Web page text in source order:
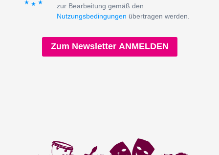
zur Bearbeitung gemäß den
Nutzungsbedingungen übertragen werden.
Zum Newsletter ANMELDEN